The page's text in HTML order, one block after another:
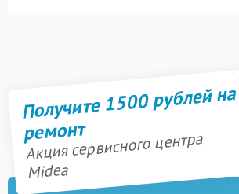
Получите 1500 рублей на
ремонт
Акция сервисного центра
Midea